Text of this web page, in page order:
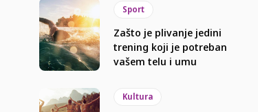
Sport
Zašto je plivanje jedini
trening koji je potreban
vašem telu i umu
Kultura